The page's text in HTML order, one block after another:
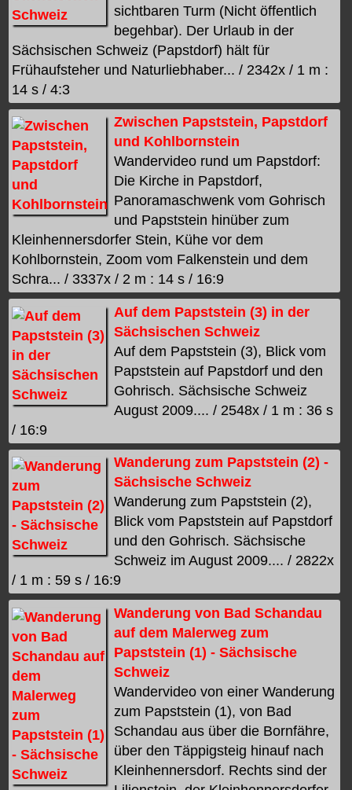
sichtbaren Turm (Nicht öffentlich
begehbar). Der Urlaub in der
Sächsischen Schweiz (Papstdorf) hält für
Frühaufsteher und Naturliebhaber... / 2342x / 1 m :
14 s / 4:3
Zwischen Papststein, Papstdorf
und Kohlbornstein
Wandervideo rund um Papstdorf:
Die Kirche in Papstdorf,
Panoramaschwenk vom Gohrisch
und Papststein hinüber zum
Kleinhennersdorfer Stein, Kühe vor dem
Kohlbornstein, Zoom vom Falkenstein und dem
Schra... / 3337x / 2 m : 14 s / 16:9
Auf dem Papststein (3) in der
Sächsischen Schweiz
Auf dem Papststein (3), Blick vom
Papststein auf Papstdorf und den
Gohrisch. Sächsische Schweiz
August 2009.... / 2548x / 1 m : 36 s
/ 16:9
Wanderung zum Papststein (2) -
Sächsische Schweiz
Wanderung zum Papststein (2),
Blick vom Papststein auf Papstdorf
und den Gohrisch. Sächsische
Schweiz im August 2009.... / 2822x
/ 1 m : 59 s / 16:9
Wanderung von Bad Schandau
auf dem Malerweg zum
Papststein (1) - Sächsische
Schweiz
Wandervideo von einer Wanderung
zum Papststein (1), von Bad
Schandau aus über die Bornfähre,
über den Täppigsteig hinauf nach
Kleinhennersdorf. Rechts sind der